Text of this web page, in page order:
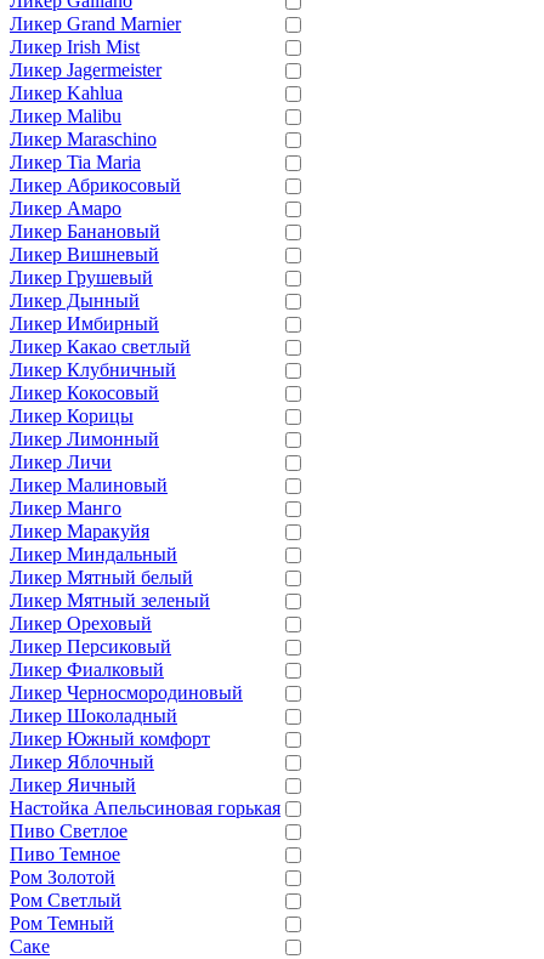
Ликер Grand Marnier
Ликер Irish Mist
Ликер Jagermeister
Ликер Kahlua
Ликер Malibu
Ликер Maraschino
Ликер Tia Maria
Ликер Абрикосовый
Ликер Амаро
Ликер Банановый
Ликер Вишневый
Ликер Грушевый
Ликер Дынный
Ликер Имбирный
Ликер Какао светлый
Ликер Клубничный
Ликер Кокосовый
Ликер Корицы
Ликер Лимонный
Ликер Личи
Ликер Малиновый
Ликер Манго
Ликер Маракуйя
Ликер Миндальный
Ликер Мятный белый
Ликер Мятный зеленый
Ликер Ореховый
Ликер Персиковый
Ликер Фиалковый
Ликер Черносмородиновый
Ликер Шоколадный
Ликер Южный комфорт
Ликер Яблочный
Ликер Яичный
Настойка Апельсиновая горькая
Пиво Светлое
Пиво Темное
Ром Золотой
Ром Светлый
Ром Темный
Саке